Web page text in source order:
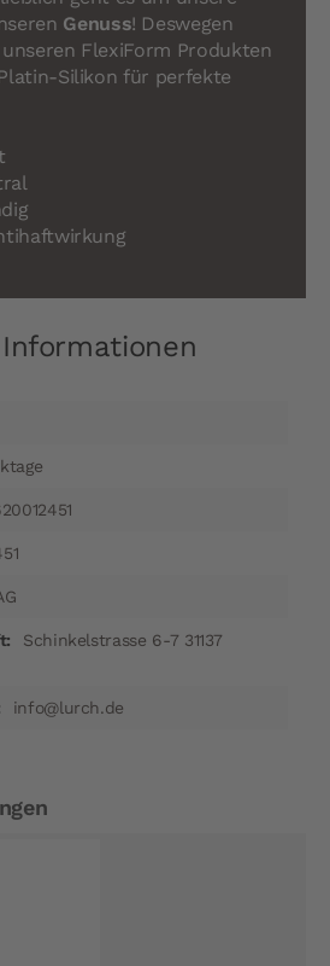
Genuss! Deswegen
FlexiForm Produkten
Silikon für perfekte
Schinkelstrasse 6-7 31137
info@lurch.de